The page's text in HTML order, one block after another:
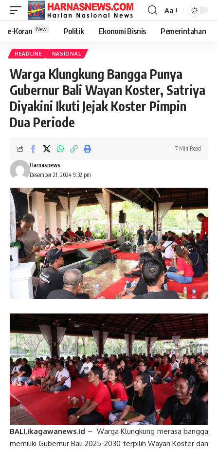
Aa
e-Koran New Politik Ekonomi Bisnis Pemerintahan
HEADLINE NASIONAL
Warga Klungkung Bangga Punya
Gubernur Bali Wayan Koster, Satriya
Diyakini Ikuti Jejak Koster Pimpin
Dua Periode
Desember 21, 2024 9:32 pm
Harnasnews
7 Min Read
BALI,ikagawanews.id – Warga Klungkung merasa bangga
memiliki Gubernur Bali 2025-2030 terpilih Wayan Koster dan